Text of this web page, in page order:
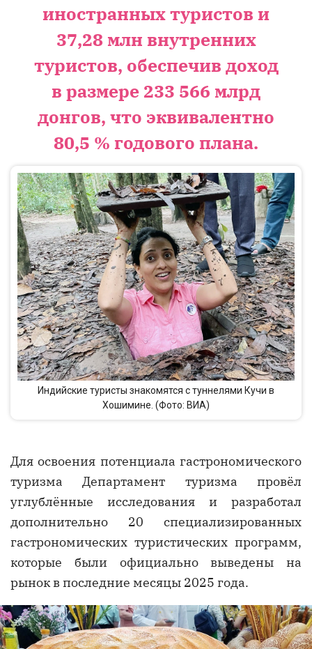
Индийские туристы знакомятся с туннелями Кучи в
Хошимине. (Фото: ВИА)
иностранных туристов и
37,28 млн внутренних
туристов, обеспечив доход
в размере 233 566 млрд
донгов, что эквивалентно
80,5 % годового плана.
Для освоения потенциала гастрономического
туризма Департамент туризма провёл
углублённые исследования и разработал
дополнительно 20 специализированных
гастрономических туристических программ,
которые были официально выведены на
рынок в последние месяцы 2025 года.